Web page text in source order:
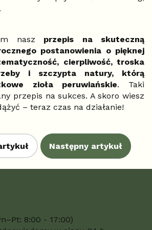
nasz przepis na skuteczną
postanowienia o pięknej
cierpliwość, troska
i szczypta natury, którą
zioła peruwiańskie. Taki
przepis na sukces. A skoro wiesz
– teraz czas na działanie!
Następny artykuł
8:00 - 17:00)